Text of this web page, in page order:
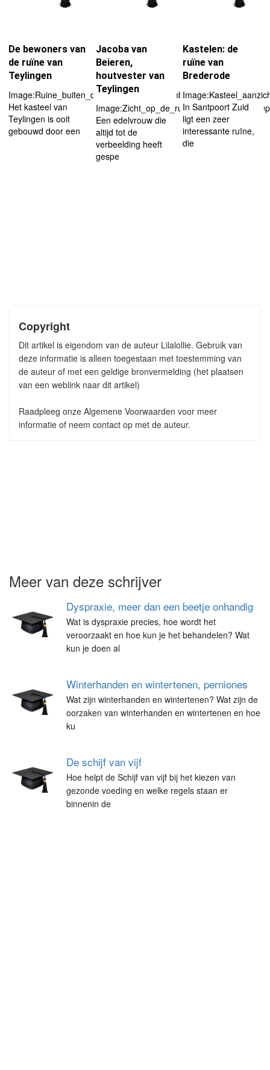
De bewoners van
de ruïne van
Teylingen
Image:Ruine_buiten_de_gracht.jpg|left|thumb|180px
Het kasteel van
Teylingen is ooit
gebouwd door een
Jacoba van
Beieren,
houtvester van
Teylingen
Een edelvrouw die
altijd tot de
verbeelding heeft
gespe
Kastelen: de
ruïne van
Brederode
In Santpoort Zuid
ligt een zeer
interessante ruïne,
die
Copyright
Dit artikel is eigendom van de auteur Lilalollie. Gebruik van
deze informatie is alleen toegestaan met toestemming van
de auteur of met een geldige bronvermelding (het plaatsen
van een weblink naar dit artikel)
Raadpleeg onze Algemene Voorwaarden voor meer
informatie of neem contact op met de auteur.
Meer van deze schrijver
Dyspraxie, meer dan een beetje onhandig
Wat is dyspraxie precies, hoe wordt het
veroorzaakt en hoe kun je het behandelen? Wat
kun je doen al
Winterhanden en wintertenen, perniones
Wat zijn winterhanden en wintertenen? Wat zijn de
oorzaken van winterhanden en wintertenen en hoe
ku
De schijf van vijf
Hoe helpt de Schijf van vijf bij het kiezen van
gezonde voeding en welke regels staan er
binnenin de